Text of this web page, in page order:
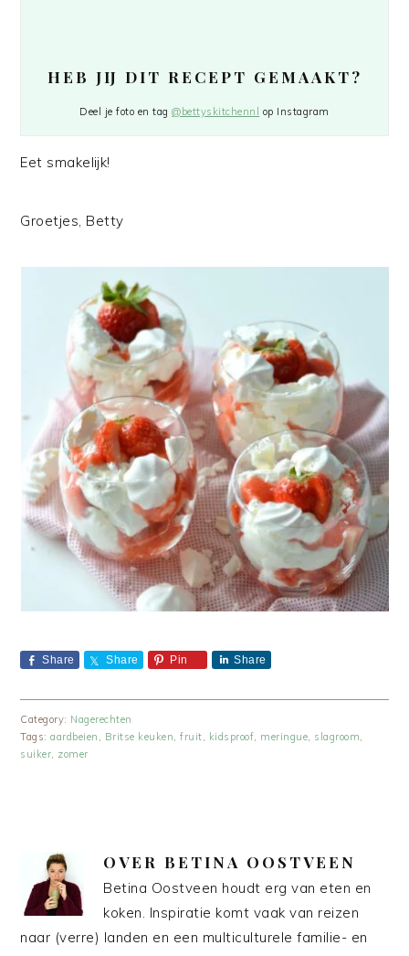
HEB JIJ DIT RECEPT GEMAAKT?
Deel je foto en tag@bettyskitchennl op Instagram
Eet smakelijk!
Groetjes, Betty
Share Share Pin Share
Category: Nagerechten
Tags:aardbeien Britse keuken ,fruit kidsproof meringue slagroom
suiker zomer
OVER BETINA OOSTVEEN
Betina Oostveen houdt erg van eten en
koken. Inspiratie komt vaak van reizen
naar (verre) landen en een multiculturele familie- en